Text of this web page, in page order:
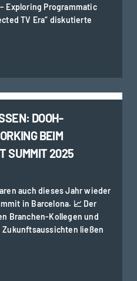
Exploring Programmatic
TV Era“ diskutierte
DOOH-
BEIM
SUMMIT 2025
auch dieses Jahr wieder
in Barcelona. 📈 Der
Branchen-Kollegen und
ließen